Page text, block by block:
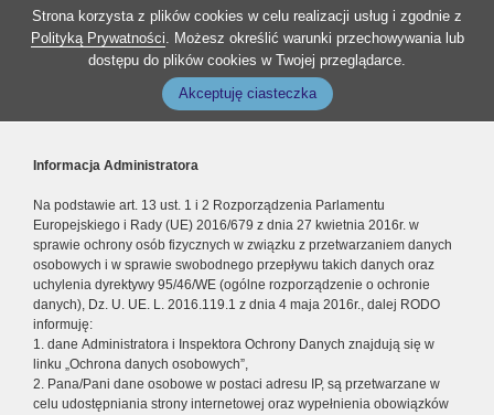
Strona korzysta z plików cookies w celu realizacji usług i zgodnie z
Polityką Prywatności. Możesz określić warunki przechowywania lub
dostępu do plików cookies w Twojej przeglądarce.
Akceptuję ciasteczka
Informacja Administratora
Na podstawie art. 13 ust. 1 i 2 Rozporządzenia Parlamentu
Europejskiego i Rady (UE) 2016/679 z dnia 27 kwietnia 2016r. w
sprawie ochrony osób fizycznych w związku z przetwarzaniem danych
osobowych i w sprawie swobodnego przepływu takich danych oraz
uchylenia dyrektywy 95/46/WE (ogólne rozporządzenie o ochronie
danych), Dz. U. UE. L. 2016.119.1 z dnia 4 maja 2016r., dalej RODO
informuję:
1. dane Administratora i Inspektora Ochrony Danych znajdują się w
linku „Ochrona danych osobowych”,
2. Pana/Pani dane osobowe w postaci adresu IP, są przetwarzane w
celu udostępniania strony internetowej oraz wypełnienia obowiązków